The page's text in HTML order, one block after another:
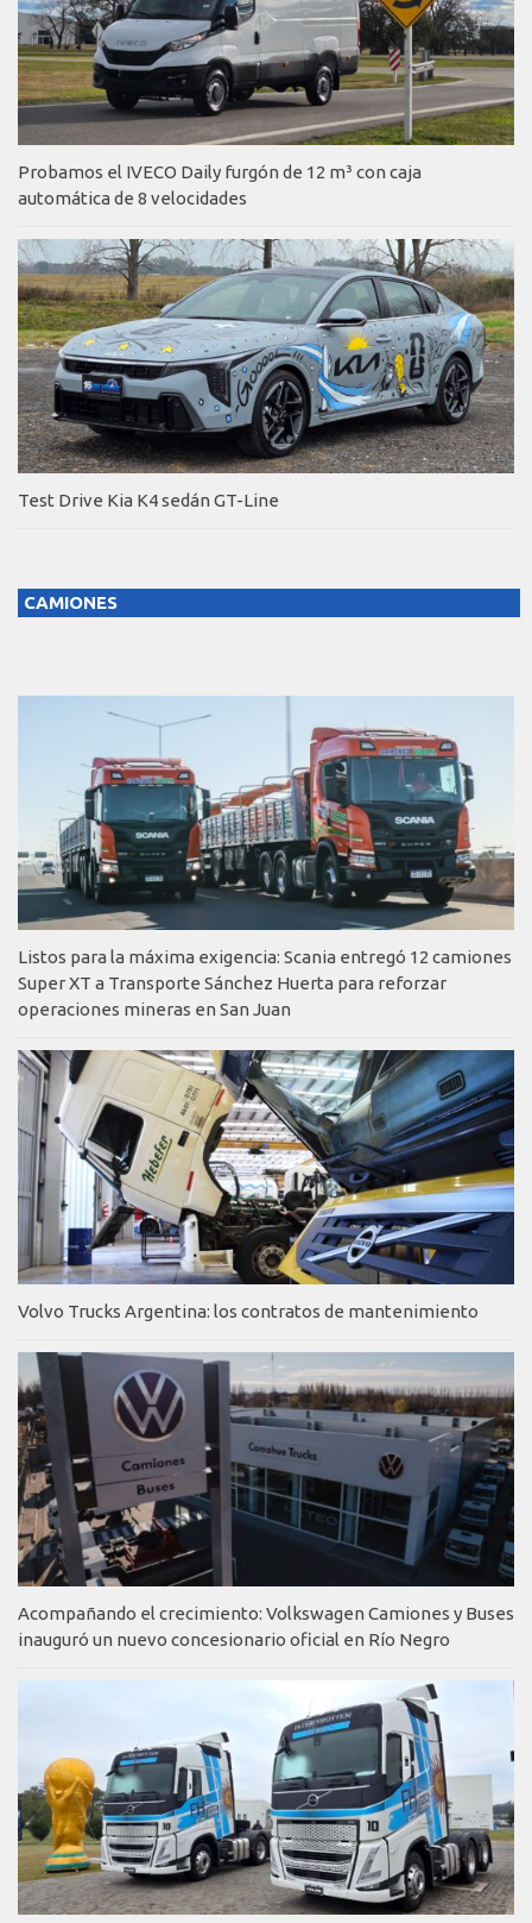
Probamos el IVECO Daily furgón de 12 m³ con caja
automática de 8 velocidades
Test Drive Kia K4 sedán GT-Line
CAMIONES
Listos para la máxima exigencia: Scania entregó 12 camiones
Super XT a Transporte Sánchez Huerta para reforzar
operaciones mineras en San Juan
Volvo Trucks Argentina: los contratos de mantenimiento
Acompañando el crecimiento: Volkswagen Camiones y Buses
inauguró un nuevo concesionario oficial en Río Negro